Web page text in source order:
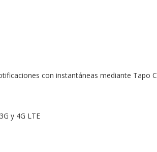
con instantáneas mediante Tapo
y 4G LTE